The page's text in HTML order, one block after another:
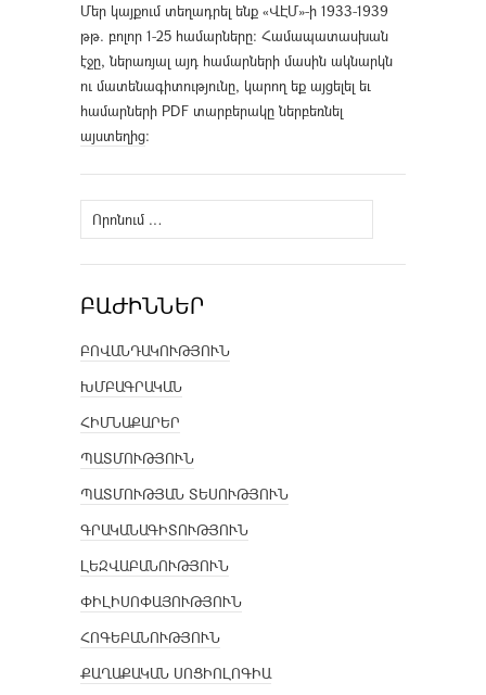
Մեր կայքում տեղադրել ենք «ՎԷՄ»-ի 1933-1939
թթ. բոլոր 1-25 համարները։ Համապատասխան
էջը, ներառյալ այդ համարների մասին ակնարկն
ու մատենագիտությունը, կարող եք այցելել եւ
համարների PDF տարբերակը ներբեռնել
այստեղից։
Որոնել՝
ԲԱԺԻՆՆԵՐ
ԲՈՎԱՆԴԱԿՈՒԹՅՈՒՆ
ԽՄԲԱԳՐԱԿԱՆ
ՀԻՄՆԱՔԱՐԵՐ
ՊԱՏՄՈՒԹՅՈՒՆ
ՊԱՏՄՈՒԹՅԱՆ ՏԵՍՈՒԹՅՈՒՆ
ԳՐԱԿԱՆԱԳԻՏՈՒԹՅՈՒՆ
ԼԵԶՎԱԲԱՆՈՒԹՅՈՒՆ
ՓԻԼԻՍՈՓԱՅՈՒԹՅՈՒՆ
ՀՈԳԵԲԱՆՈՒԹՅՈՒՆ
ՔԱՂԱՔԱԿԱՆ ՍՈՑԻՈԼՈԳԻԱ